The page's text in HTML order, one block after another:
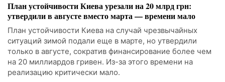
План устойчивости Киева урезали на 20 млрд грн:
утвердили в августе вместо марта — времени мало
План устойчивости Киева на случай чрезвычайных
ситуаций зимой подали еще в марте, но утвердили
только в августе, сократив финансирование более чем
на 20 миллиардов гривен. Из-за этого времени на
реализацию критически мало.